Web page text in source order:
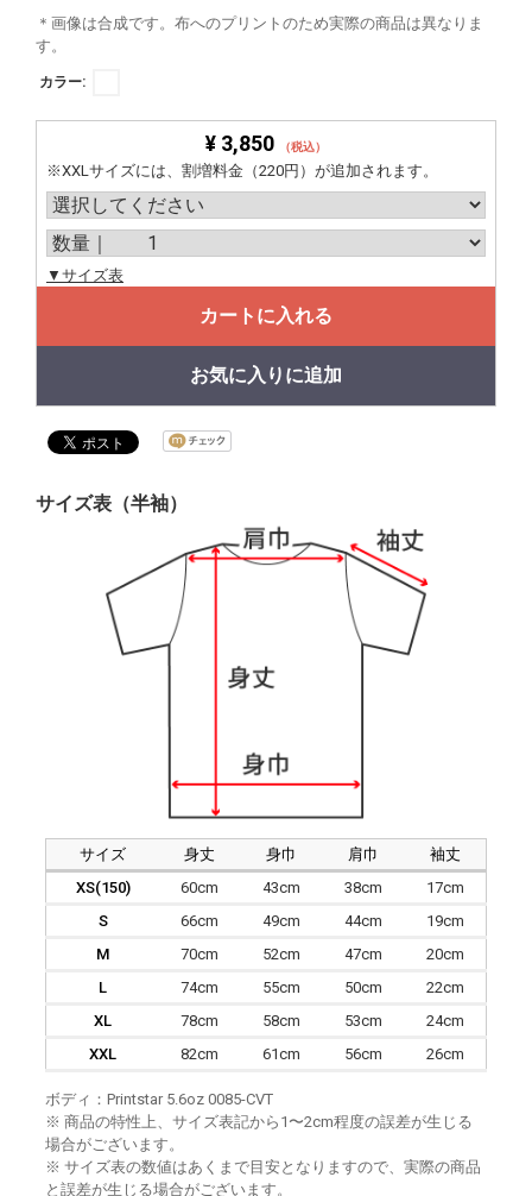
＊画像は合成です。布へのプリントのため実際の商品は異なりま
す。
カラー:
¥ 3,850 （税込）
※XXLサイズには、割増料金（220円）が追加されます。
▼サイズ表
カートに入れる
お気に入りに追加
サイズ表（半袖）
サイズ 身丈 身巾 肩巾
袖丈
XS(150)
60cm 43cm 38cm
17cm
S
66cm 49cm 44cm
19cm
M
70cm 52cm 47cm
20cm
L
74cm 55cm 50cm
22cm
XL
78cm 58cm 53cm
24cm
XXL
82cm 61cm 56cm 26cm
ボディ：Printstar 5.6oz 0085-CVT
※ 商品の特性上、サイズ表記から1〜2cm程度の誤差が生じる
場合がございます。
※ サイズ表の数値はあくまで目安となりますので、実際の商品
と誤差が生じる場合がございます。